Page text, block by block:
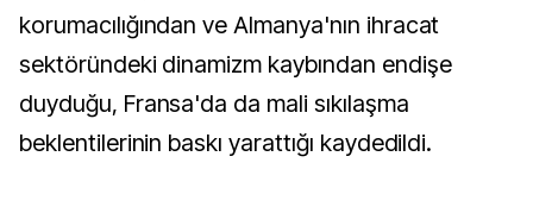
korumacılığından ve Almanya'nın ihracat
sektöründeki dinamizm kaybından endişe
duyduğu, Fransa'da da mali sıkılaşma
beklentilerinin baskı yarattığı kaydedildi.